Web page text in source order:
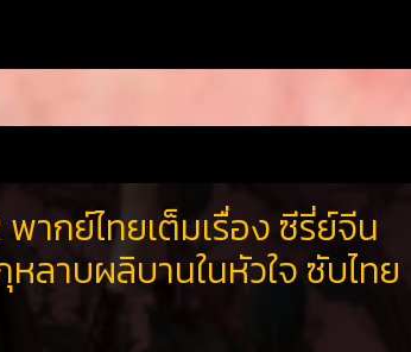
ากย์ไทยเต็มเรื่อง ซีรี่ย์จีน
ลาบผลิบานในหัวใจ ซับไทย